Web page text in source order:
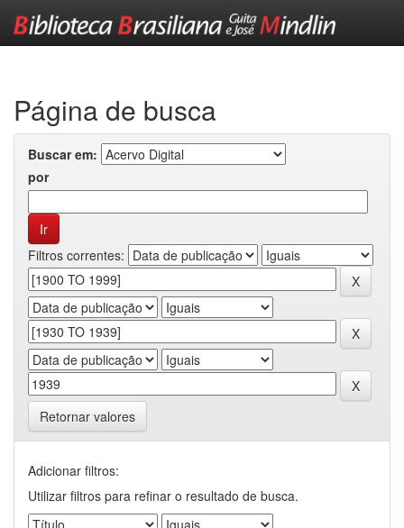
Página de busca
Buscar em:
por
Filtros correntes:
Retornar valores
Adicionar filtros:
Utilizar filtros para refinar o resultado de busca.